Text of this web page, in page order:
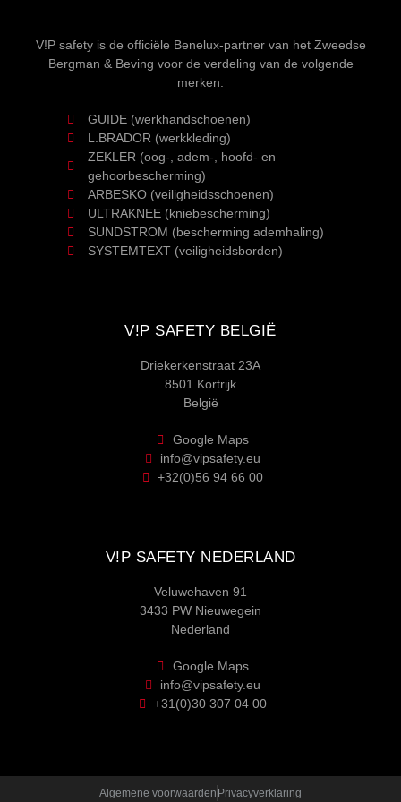
V!P safety is de officiële Benelux-partner van het Zweedse
Bergman & Beving voor de verdeling van de volgende
merken:
GUIDE (werkhandschoenen)
L.BRADOR (werkkleding)
ZEKLER (oog-, adem-, hoofd- en
gehoorbescherming)
ARBESKO (veiligheidsschoenen)
ULTRAKNEE (kniebescherming)
SUNDSTROM (bescherming ademhaling)
SYSTEMTEXT (veiligheidsborden)
V!P SAFETY BELGIË
Driekerkenstraat 23A
8501 Kortrijk
België
Google Maps
info@vipsafety.eu
+32(0)56 94 66 00
V!P SAFETY NEDERLAND
Veluwehaven 91
3433 PW Nieuwegein
Nederland
Google Maps
info@vipsafety.eu
+31(0)30 307 04 00
Algemene voorwaarden Privacyverklaring